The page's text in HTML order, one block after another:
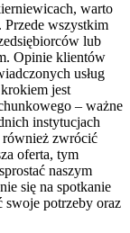
warto
wszystkim
lub
Opinie klientów
usług
jest
– ważne
instytucjach
również zwrócić
oferta, tym
naszym
się na spotkanie
swoje potrzeby oraz